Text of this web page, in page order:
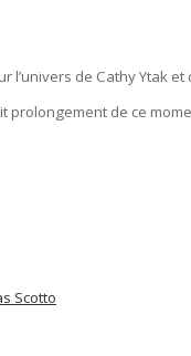
de Cathy Ytak
prolongement de ce
Scotto